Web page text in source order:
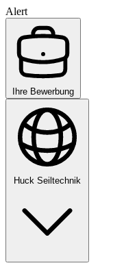
Alert
Ihre Bewerbung
Huck Seiltechnik